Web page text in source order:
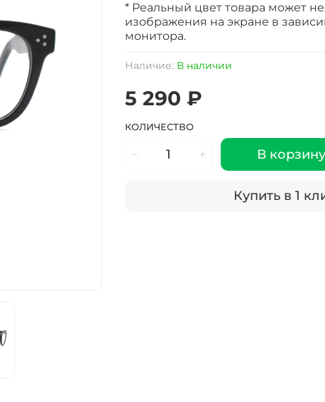
Наличие: В наличии
5 290 ₽
КОЛИЧЕСТВО
В корзину
Купить в 1
* Реальный цвет товара может
изображения на экране в
монитора.